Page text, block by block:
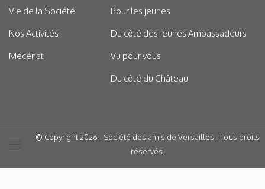
Vie de la Société
Nos Activités
Mécénat
Pour les jeunes
Du côté des Jeunes Ambassadeurs
Vu pour vous
Du côté du Château
© Copyright 2026 - Société des amis de Versailles - Tous droits
réservés.